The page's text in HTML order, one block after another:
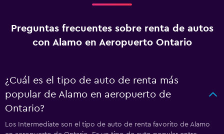
Preguntas frecuentes sobre renta de autos
con Alamo en Aeropuerto Ontario
¿Cuál es el tipo de auto de renta más
popular de Alamo en aeropuerto de
Ontario?
Los Intermediate son el tipo de auto de renta favorito de Alamo